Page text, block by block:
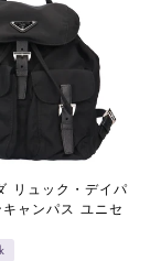
リュック・デイパ
ャンパス ユニセ